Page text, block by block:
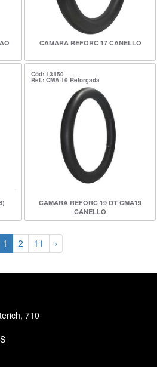
CAMARA REFORC 17 CANELLO
Cód: 13150
Ref.: CMA 19 Reforçada
CAMARA REFORC 19 DT CMA19
CANELLO
1 2 11 ›
710